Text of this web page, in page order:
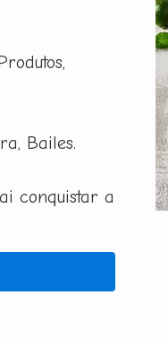
Bailes.
conquistar a